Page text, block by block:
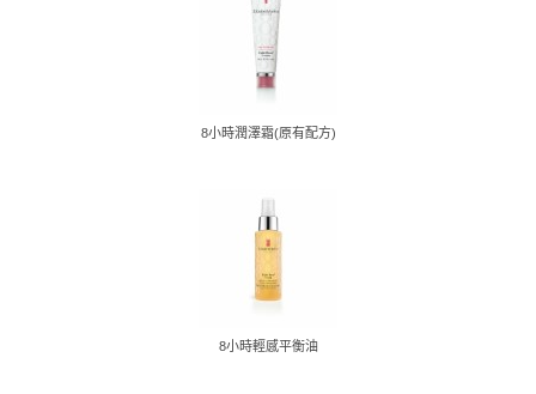
8小時潤澤霜(原有配方)
8小時輕感平衡油